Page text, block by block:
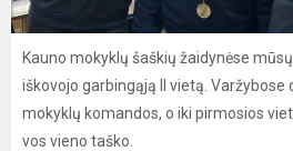
Kauno mokyklų šaškių žaidynėse
iškovojo garbingąją II vietą. Varžybose
mokyklų komandos, o iki pirmosios
vos vieno taško.